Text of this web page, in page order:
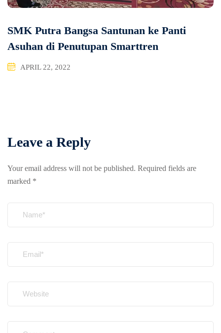
SMK Putra Bangsa Santunan ke Panti
Asuhan di Penutupan Smarttren
APRIL 22, 2022
Leave a Reply
Your email address will not be published. Required fields are
marked *